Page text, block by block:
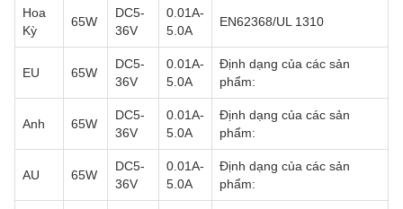
Hoa
Kỳ
65W
DC5-
36V
0.01A-
5.0A
EN62368/UL 1310
EU 65W
DC5-
36V
0.01A-
5.0A
Định dạng của các sản
phẩm:
Anh 65W
DC5-
36V
0.01A-
5.0A
Định dạng của các sản
phẩm:
AU 65W
DC5-
36V
0.01A-
5.0A
Định dạng của các sản
phẩm: